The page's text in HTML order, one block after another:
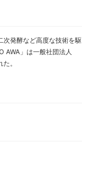
次発酵など高度な技術を駆
AWA」は一般社団法人
。